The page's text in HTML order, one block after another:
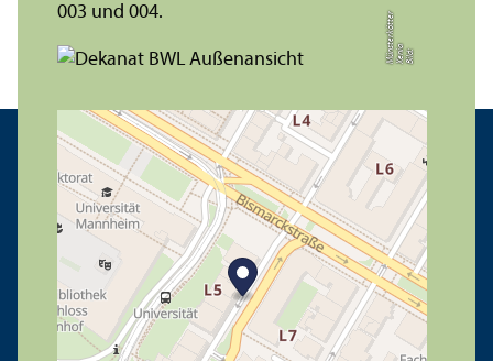
Bil
d:
X
e
ni
aM
ü
n
s
te
r
k
ö
t
t
e
r
003 und 004.